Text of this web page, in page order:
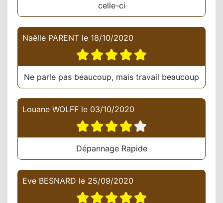
celle-ci
Naëlle PARENT le 18/10/2020
Ne parle pas beaucoup, mais travail beaucoup
Louane WOLFF le 03/10/2020
Dépannage Rapide
Eve BESNARD le 25/09/2020